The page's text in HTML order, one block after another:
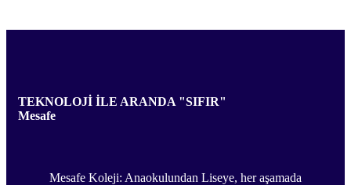
TEKNOLOJİ İLE ARANDA "SIFIR"
Mesafe
Mesafe Koleji: Anaokulundan Liseye, her aşamada